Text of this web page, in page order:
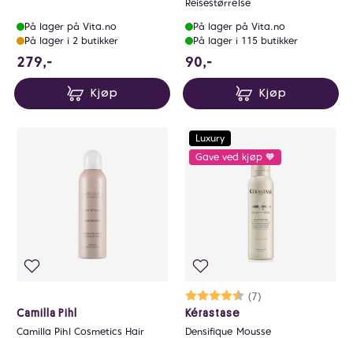
På lager på Vita.no
På lager i 2 butikker
279,-
Kjøp
Reisestørrelse
På lager på Vita.no
På lager i 115 butikker
90,-
Kjøp
Camilla Pihl
Camilla Pihl Cosmetics Hair
Luxury
Gave ved kjøp 🧡
Karakter:
(7)
4.6 av 5 mulige
Kérastase
Densifique Mousse